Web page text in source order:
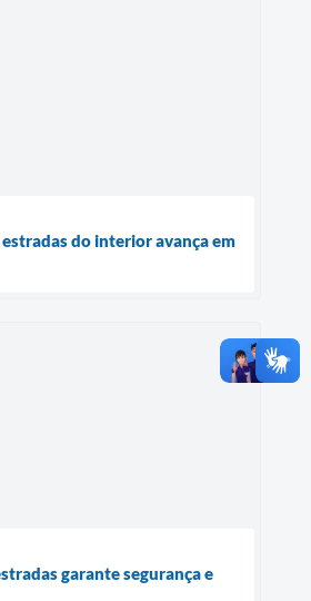
estradas do interior avança em
garante segurança e